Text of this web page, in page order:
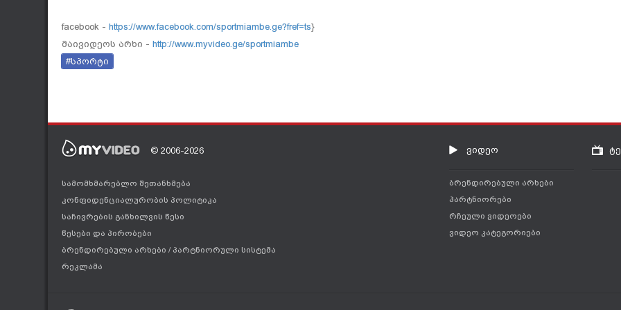
facebook - https://www.facebook.com/sportmiambe.ge?fref=ts}
მაივიდეოს არხი - http://www.myvideo.ge/sportmiambe
#სპორტი
© 2006-2026
სამომხმარებლო შეთანხმება
კონფიდენციალურობის პოლიტიკა
საჩივრების განხილვის წესი
წესები და პირობები
ბრენდირებული არხები / პარტნიორული სისტემა
რეკლამა
ვიდეო
ბრენდირებული არხები
პარტნიორები
რჩეული ვიდეოები
ვიდეო კატეგორიები